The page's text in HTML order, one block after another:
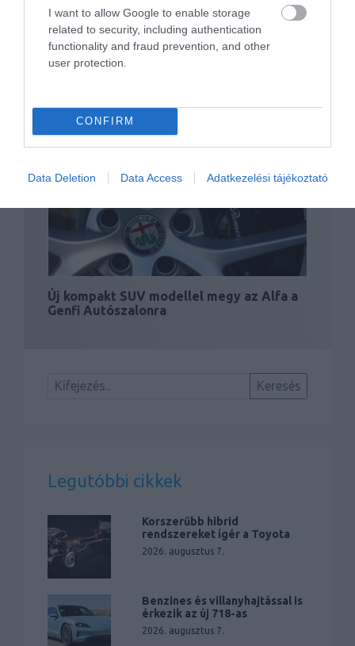
I want to allow Google to enable storage
related to security, including authentication
functionality and fraud prevention, and other
user protection.
CONFIRM
Data Deletion Data Access Adatkezelési tájékoztató
Múltidéző szupersportkocsit mutat be az
Alfa Romeo
Új kompakt SUV modellel megy az Alfa a
Genfi Autószalonra
Legutóbbi cikkek
Korszerűbb hibrid
rendszereket ígér a Toyota
2026. augusztus 7.
Benzines és villanyhajtással is
érkezik az új 718-as
2026. augusztus 7.